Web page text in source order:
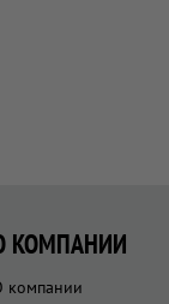
КОМПАНИИ
компании